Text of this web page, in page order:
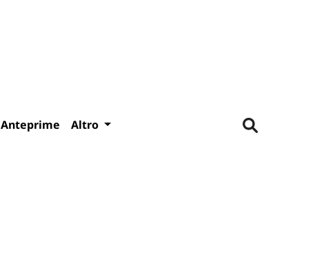
Anteprime Altro